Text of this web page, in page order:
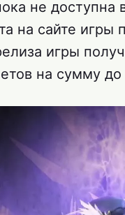
не доступна
на сайте игры
игры
на сумму